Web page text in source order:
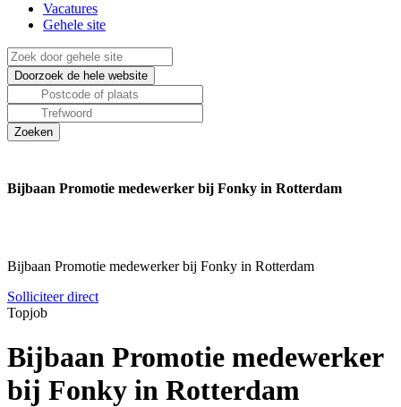
Vacatures
Gehele site
Bijbaan Promotie medewerker bij Fonky in Rotterdam
Bijbaan Promotie medewerker bij Fonky in Rotterdam
Solliciteer direct
Topjob
Bijbaan Promotie medewerker
bij Fonky in Rotterdam